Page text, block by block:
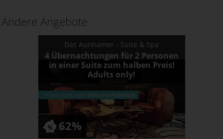
Andere Angebote
Das Aunhamer - Suite & Spa
4 Übernachtungen für 2 Personen
in einer Suite zum halben Preis!
Adults only!
62%